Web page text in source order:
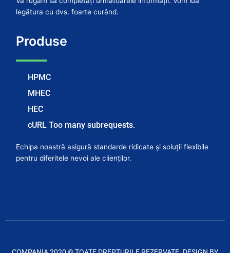
legătura cu dvs. foarte curând.
Produse
HPMC
MHEC
HEC
cURL Too many subrequests.
Echipa noastră asigură standarde ridicate și soluții flexibile
pentru diferitele nevoi ale clienților.